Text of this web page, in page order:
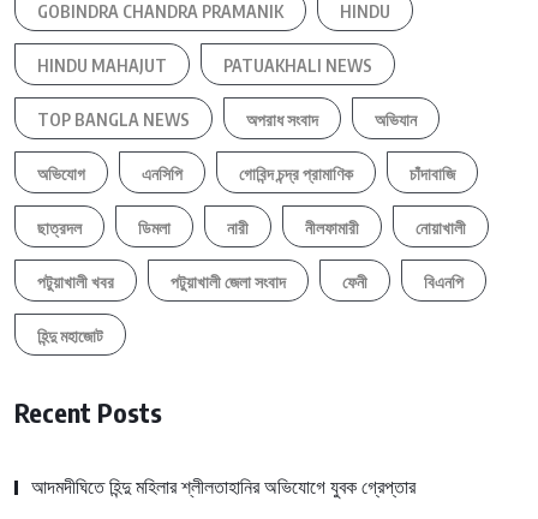
GOBINDRA CHANDRA PRAMANIK HINDU
HINDU MAHAJUT PATUAKHALI NEWS
TOP BANGLA NEWS অপরাধ সংবাদ অভিযান
অভিযোগ এনসিপি গোবিন্দ চন্দ্র প্রামাণিক চাঁদাবাজি
ছাত্রদল ডিমলা নারী নীলফামারী নোয়াখালী
পটুয়াখালী খবর পটুয়াখালী জেলা সংবাদ ফেনী বিএনপি
হিন্দু মহাজোট
Recent Posts
আদমদীঘিতে হিন্দু মহিলার শ্লীলতাহানির অভিযোগে যুবক গ্রেপ্তার